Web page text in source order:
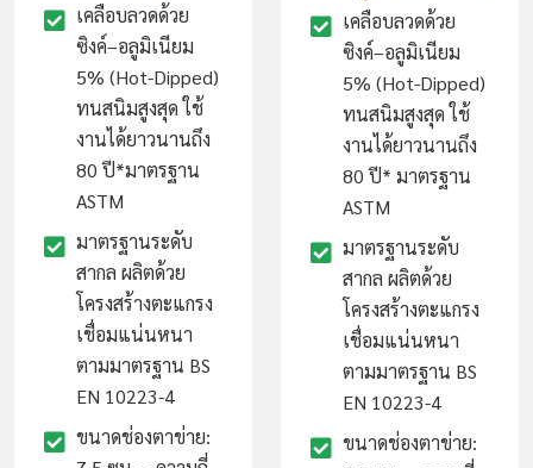
เคลือบลวดด้วย
ซิงค์–อลูมิเนียม
5% (Hot-Dipped)
ทนสนิมสูงสุด ใช้
งานได้ยาวนานถึง
80 ปี*มาตรฐาน
ASTM
มาตรฐานระดับ
สากล ผลิตด้วย
โครงสร้างตะแกรง
เชื่อมแน่นหนา
ตามมาตรฐาน BS
EN 10223-4
ขนาดช่องตาข่าย:
เคลือบลวดด้วย
ซิงค์–อลูมิเนียม
5% (Hot-Dipped)
ทนสนิมสูงสุด ใช้
งานได้ยาวนานถึง
80 ปี* มาตรฐาน
ASTM
มาตรฐานระดับ
สากล ผลิตด้วย
โครงสร้างตะแกรง
เชื่อมแน่นหนา
ตามมาตรฐาน BS
EN 10223-4
ขนาดช่องตาข่าย: